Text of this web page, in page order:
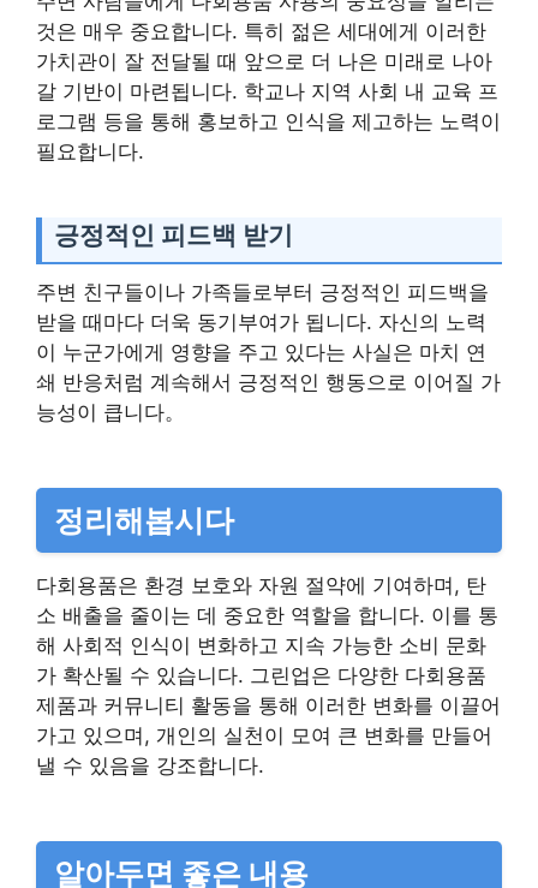
것은 매우 중요합니다. 특히 젊은 세대에게 이러한
가치관이 잘 전달될 때 앞으로 더 나은 미래로 나아
갈 기반이 마련됩니다. 학교나 지역 사회 내 교육 프
로그램 등을 통해 홍보하고 인식을 제고하는 노력이
필요합니다.
긍정적인 피드백 받기
주변 친구들이나 가족들로부터 긍정적인 피드백을
받을 때마다 더욱 동기부여가 됩니다. 자신의 노력
이 누군가에게 영향을 주고 있다는 사실은 마치 연
쇄 반응처럼 계속해서 긍정적인 행동으로 이어질 가
능성이 큽니다。
정리해봅시다
다회용품은 환경 보호와 자원 절약에 기여하며, 탄
소 배출을 줄이는 데 중요한 역할을 합니다. 이를 통
해 사회적 인식이 변화하고 지속 가능한 소비 문화
가 확산될 수 있습니다. 그린업은 다양한 다회용품
제품과 커뮤니티 활동을 통해 이러한 변화를 이끌어
가고 있으며, 개인의 실천이 모여 큰 변화를 만들어
낼 수 있음을 강조합니다.
알아두면 좋은 내용